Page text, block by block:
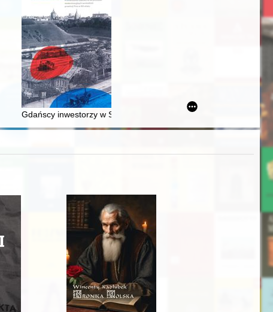
Gdańscy inwestorzy w Sopocie : prestiż finansowy i towarzyski